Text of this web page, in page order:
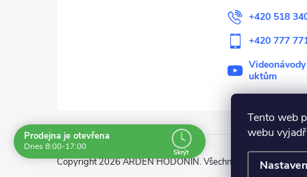
Tento web
webu
+420 518
+420 777
uktům
Copyright 2026ARDEN HODONÍN. Všechna práva vyhrazena.
Prodejna je otevřena
Dnes 8:00-17:00
Skrýt
Navštivte nás osobně